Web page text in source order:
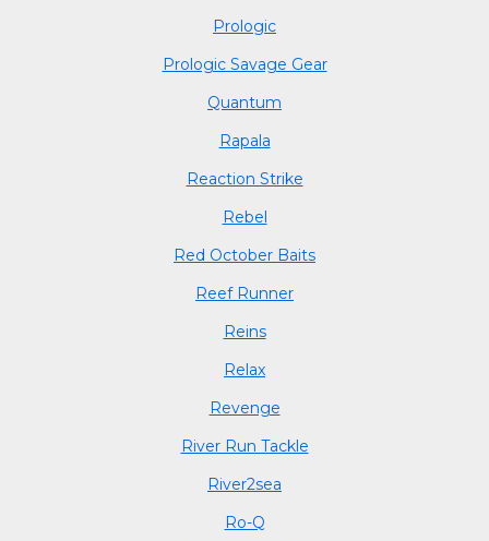
Prologic
Prologic Savage Gear
Quantum
Rapala
Reaction Strike
Rebel
Red October Baits
Reef Runner
Reins
Relax
Revenge
River Run Tackle
River2sea
Ro-Q